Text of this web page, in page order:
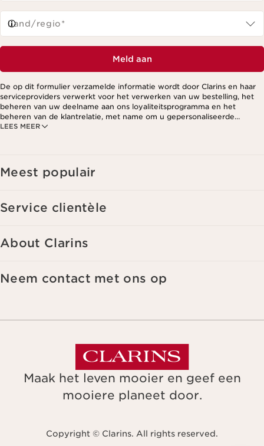
Land/regio*
Meld aan
LEES MEER
De op dit formulier verzamelde informatie wordt door Clarins en haar
serviceproviders verwerkt voor het verwerken van uw bestelling, het
beheren van uw deelname aan ons loyaliteitsprogramma en het
beheren van de klantrelatie, met name om u gepersonaliseerde
aanbiedingen te kunnen sturen op basis van uw eerdere aankopen en
Meest populair
Service clientèle
About Clarins
Neem contact met ons op
Maak het leven mooier en geef een
mooiere planeet door.
Copyright © Clarins. All rights reserved.